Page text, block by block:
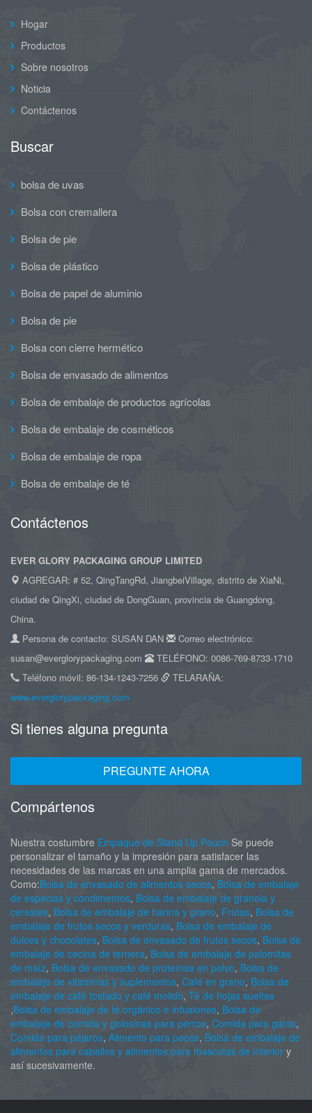
Hogar
Productos
Sobre nosotros
Noticia
Contáctenos
Buscar
bolsa de uvas
Bolsa con cremallera
Bolsa de pie
Bolsa de plástico
Bolsa de papel de aluminio
Bolsa de pie
Bolsa con cierre hermético
Bolsa de envasado de alimentos
Bolsa de embalaje de productos agrícolas
Bolsa de embalaje de cosméticos
Bolsa de embalaje de ropa
Bolsa de embalaje de té
Contáctenos
EVER GLORY PACKAGING GROUP LIMITED
AGREGAR: # 52, QingTangRd, JiangbeiVillage, distrito de XiaNi,
ciudad de QingXi, ciudad de DongGuan, provincia de Guangdong,
China.
Persona de contacto: SUSAN DAN
Correo electrónico:
susan@everglorypackaging.com
TELÉFONO: 0086-769-8733-1710
Teléfono móvil: 86-134-1243-7256
TELARAÑA:
www.everglorypackaging.com
Si tienes alguna pregunta
PREGUNTE AHORA
Compártenos
Nuestra costumbre Empaque de Stand Up Pouch Se puede
personalizar el tamaño y la impresión para satisfacer las
necesidades de las marcas en una amplia gama de mercados.
Como:Bolsa de envasado de alimentos secos, Bolsa de embalaje
de especias y condimentos, Bolsa de embalaje de granola y
cereales, Bolsa de embalaje de harina y grano, Frutas, Bolsa de
embalaje de frutos secos y verduras, Bolsa de embalaje de
dulces y chocolates, Bolsa de envasado de frutos secos, Bolsa de
embalaje de cecina de ternera, Bolsa de embalaje de palomitas
de maíz, Bolsa de envasado de proteínas en polvo, Bolsa de
embalaje de vitaminas y suplementos, Café en grano, Bolsa de
embalaje de café tostado y café molido, Té de hojas sueltas
,Bolsa de embalaje de té orgánico e infusiones, Bolsa de
embalaje de comida y golosinas para perros, Comida para gatos,
Comida para pájaros, Alimento para peces, Bolsa de embalaje de
alimentos para caballos y alimentos para mascotas de interior y
así sucesivamente.